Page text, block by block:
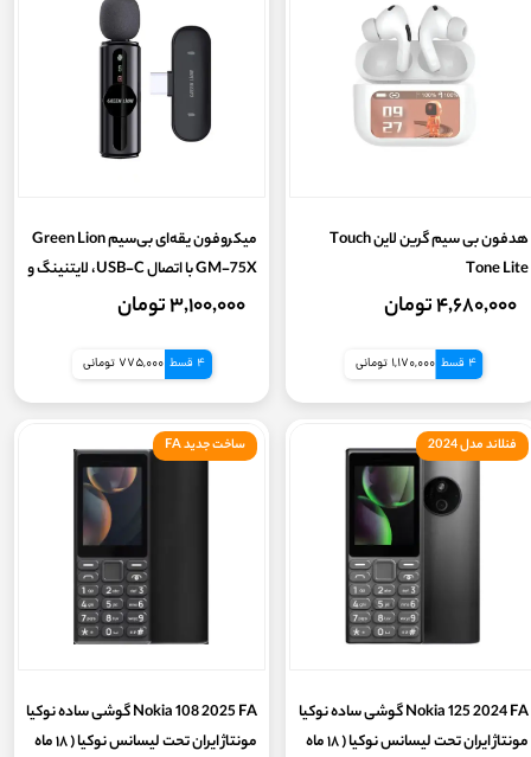
برد واکی تاکی (بی سیم)
زمان شارژدهی
نوع دستگاه
ساختار بدنه
توضیحات بدنه
مشخصات دوربین سلفی
شدت جریان خروجی
قابلیت‌های دوربین
ویژگی های خاص
هدفون بی سیم گرین لاین Touch
Tone Lite
۴,۶۸۰,۰۰۰ تومان
4 قسط 1,170,000 تومانی
میکروفون یقه‌ای بی‌سیم Green Lion
GM-75X با اتصال USB-C، لایتنینگ و
USB-A
۳,۱۰۰,۰۰۰ تومان
4 قسط 775,000 تومانی
Nokia 125 2024 FA گوشی ساده نوکیا
مونتاژ ایران تحت لیسانس نوکیا ( ۱۸ ماه
فنلاند مدل 2024
Nokia 108 2025 FA گوشی ساده نوکیا
مونتاژ ایران تحت لیسانس نوکیا ( ۱۸ ماه
ساخت جدید FA